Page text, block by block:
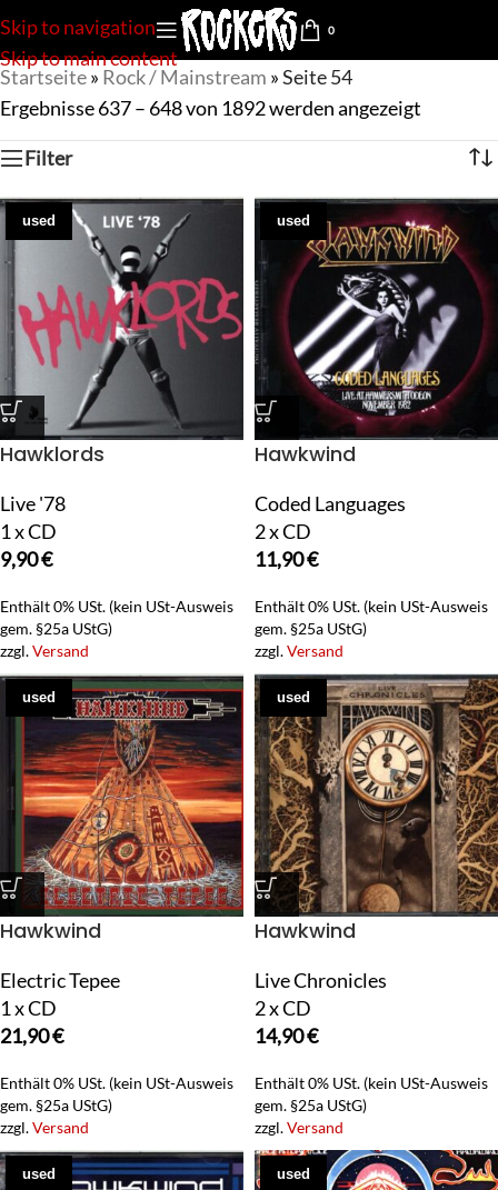
Skip to navigation
Skip to main content
0
Startseite» Rock / Mainstream »Seite 54
Ergebnisse 637 – 648 von 1892 werden angezeigt
Filter
used
Hawklords
Live '78
1 x CD
9,90€
Enthält 0% USt. (kein USt-Ausweis
gem. §25a UStG)
zzgl.Versand
used
Hawkwind
Coded Languages
2 x CD
11,90€
Enthält 0% USt. (kein USt-Ausweis
gem. §25a UStG)
zzgl.Versand
used
Hawkwind
Electric Tepee
1 x CD
21,90€
Enthält 0% USt. (kein USt-Ausweis
gem. §25a UStG)
zzgl.Versand
used
Hawkwind
Live Chronicles
2 x CD
14,90€
Enthält 0% USt. (kein USt-Ausweis
gem. §25a UStG)
zzgl.Versand
used used